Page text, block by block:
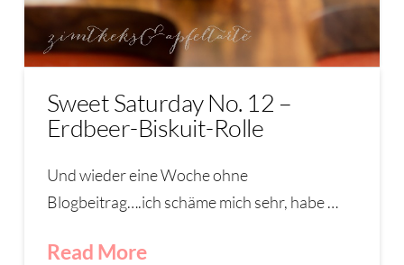
Sweet Saturday No. 12 –
Erdbeer-Biskuit-Rolle
Und wieder eine Woche ohne
Blogbeitrag….ich schäme mich sehr, habe …
Read More